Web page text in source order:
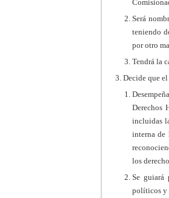
Será
teniendo
por otro
Tendrá la
Decide que
Derechos
incluidas
interna de
los
Se guiará
políticos y